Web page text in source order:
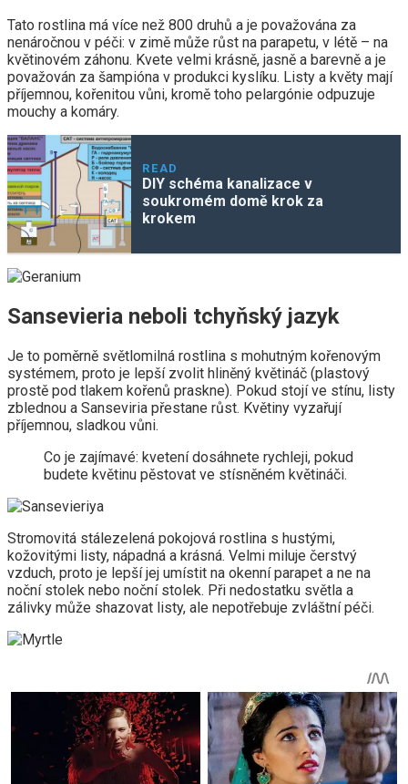
Tato rostlina má více než 800 druhů a je považována za
nenáročnou v péči: v zimě může růst na parapetu, v létě – na
květinovém záhonu. Kvete velmi krásně, jasně a barevně a je
považován za šampióna v produkci kyslíku. Listy a květy mají
příjemnou, kořenitou vůni, kromě toho pelargónie odpuzuje
mouchy a komáry.
READ
DIY schéma kanalizace v
soukromém domě krok za
krokem
Sansevieria neboli tchyňský jazyk
Je to poměrně světlomilná rostlina s mohutným kořenovým
systémem, proto je lepší zvolit hliněný květináč (plastový
prostě pod tlakem kořenů praskne). Pokud stojí ve stínu, listy
zblednou a Sanseviria přestane růst. Květiny vyzařují
příjemnou, sladkou vůni.
Co je zajímavé: kvetení dosáhnete rychleji, pokud
budete květinu pěstovat ve stísněném květináči.
Stromovitá stálezelená pokojová rostlina s hustými,
kožovitými listy, nápadná a krásná. Velmi miluje čerstvý
vzduch, proto je lepší jej umístit na okenní parapet a ne na
noční stolek nebo noční stolek. Při nedostatku světla a
zálivky může shazovat listy, ale nepotřebuje zvláštní péči.